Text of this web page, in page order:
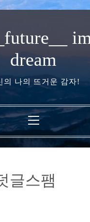
dream
의 나의 뜨거운 감자!
기
본
메
뉴
글스팸